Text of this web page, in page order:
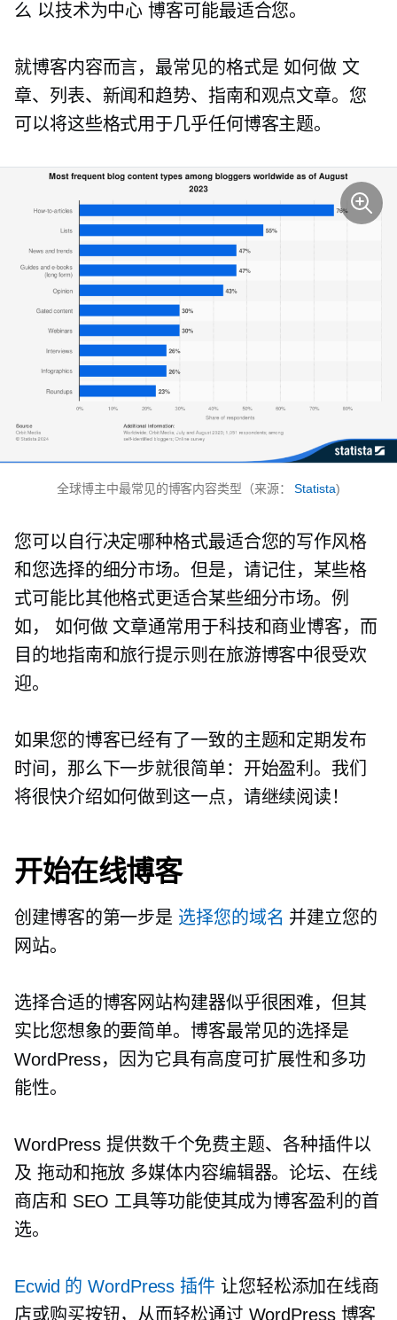
么 以技术为中心 博客可能最适合您。
就博客内容而言，最常见的格式是 如何做 文
章、列表、新闻和趋势、指南和观点文章。您
可以将这些格式用于几乎任何博客主题。
全球博主中最常见的博客内容类型（来源：Statista)
您可以自行决定哪种格式最适合您的写作风格
和您选择的细分市场。但是，请记住，某些格
式可能比其他格式更适合某些细分市场。例
如， 如何做文章通常用于科技和商业博客，而
目的地指南和旅行提示则在旅游博客中很受欢
迎。
如果您的博客已经有了一致的主题和定期发布
时间，那么下一步就很简单：开始盈利。我们
将很快介绍如何做到这一点，请继续阅读！
开始在线博客
创建博客的第一步是 选择您的域名 并建立您的
网站。
选择合适的博客网站构建器似乎很困难，但其
实比您想象的要简单。博客最常见的选择是
WordPress，因为它具有高度可扩展性和多功
能性。
WordPress 提供数千个免费主题、各种插件以
及 拖动和拖放 多媒体内容编辑器。论坛、在线
商店和 SEO 工具等功能使其成为博客盈利的首
选。
Ecwid 的 WordPress 插件 让您轻松添加在线商
店或购买按钮，从而轻松通过 WordPress 博客